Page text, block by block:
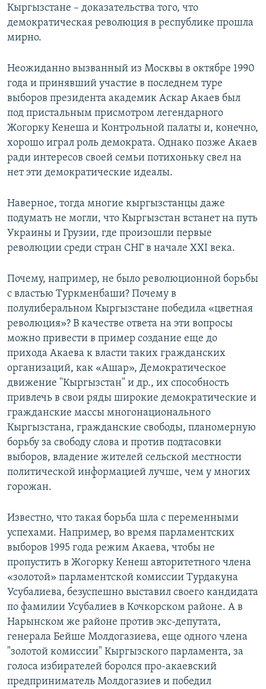
Кыргызстане – доказательства того, что
демократическая революция в республике прошла
мирно.
Неожиданно вызванный из Москвы в октябре 1990
года и принявший участие в последнем туре
выборов президента академик Аскар Акаев был
под пристальным присмотром легендарного
Жогорку Кенеша и Контрольной палаты и, конечно,
хорошо играл роль демократа. Однако позже Акаев
ради интересов своей семьи потихоньку свел на
нет эти демократические идеалы.
Наверное, тогда многие кыргызстанцы даже
подумать не могли, что Кыргызстан встанет на путь
Украины и Грузии, где произошли первые
революции среди стран СНГ в начале XXI века.
Почему, например, не было революционной борьбы
с властью Туркменбаши? Почему в
полулиберальном Кыргызстане победила «цветная
революция»? В качестве ответа на эти вопросы
можно привести в пример создание еще до
прихода Акаева к власти таких гражданских
организаций, как «Ашар», Демократическое
движение "Кыргызстан" и др., их способность
привлечь в свои ряды широкие демократические и
гражданские массы многонационального
Кыргызстана, гражданские свободы, планомерную
борьбу за свободу слова и против подтасовки
выборов, владение жителей сельской местности
политической информацией лучше, чем у многих
горожан.
Известно, что такая борьба шла с переменными
успехами. Например, во время парламентских
выборов 1995 года режим Акаева, чтобы не
пропустить в Жогорку Кенеш авторитетного члена
«золотой» парламентской комиссии Турдакуна
Усубалиева, безуспешно выставил своего кандидата
по фамилии Усубалиев в Кочкорском районе. А в
Нарынском же районе против экс-депутата,
генерала Бейше Молдогазиева, еще одного члена
"золотой комиссии" Кыргызского парламента, за
голоса избирателей боролся про-акаевский
предприниматель Молдогазиев и победил